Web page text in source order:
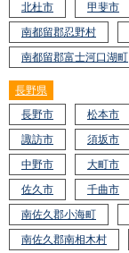
工事店番号
北杜市
甲斐市
南都留郡忍野村
南都留郡富士河口湖町
長野県
長野市
松本市
諏訪市
須坂市
中野市
大町市
佐久市
千曲市
南佐久郡小海町
南佐久郡南相木村